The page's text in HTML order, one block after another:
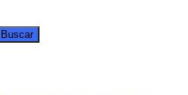
Buscar